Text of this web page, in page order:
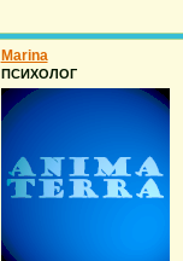
Marina
ПСИХОЛОГ